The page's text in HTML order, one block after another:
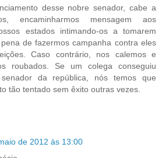
desse nobre senador, cabe a
encaminharmos mensagem aos
estados intimando-os a tomarem
de fazermos campanha contra eles
Caso contrário, nos calemos e
roubados. Se um colega conseguiu
da república, nós temos que
tão tentado sem êxito outras vezes.
de 2012 às 13:00